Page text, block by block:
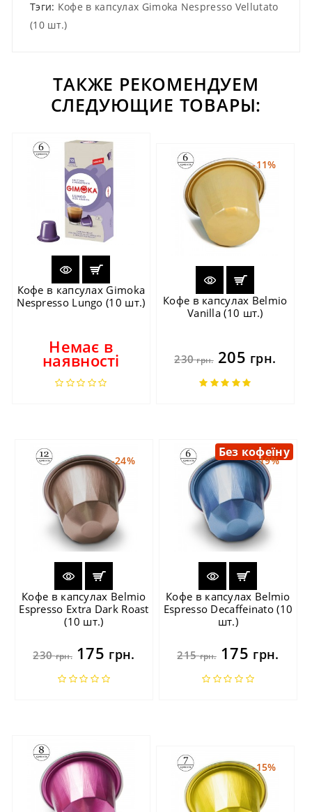
Тэги: Кофе в капсулах Gimoka Nespresso Vellutato
(10 шт.)
ТАКЖЕ РЕКОМЕНДУЕМ
СЛЕДУЮЩИЕ ТОВАРЫ:
Кофе в капсулах Gimoka
Nespresso Lungo (10 шт.)
Немає в
наявності
-11%
Кофе в капсулах Belmio
Vanilla (10 шт.)
230грн.205 грн.
-24%
Кофе в капсулах Belmio
Espresso Extra Dark Roast
(10 шт.)
230грн.175 грн.
-19%
Без кофеїну
Кофе в капсулах Belmio
Espresso Decaffeinato (10
шт.)
215грн.175 грн.
-15%